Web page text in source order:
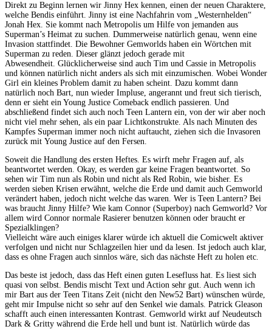
Direkt zu Beginn lernen wir Jinny Hex kennen, einen der neuen Charaktere,
welche Bendis einführt. Jinny ist eine Nachfahrin vom „Westernhelden“
Jonah Hex. Sie kommt nach Metropolis um Hilfe von jemanden aus
Superman’s Heimat zu suchen. Dummerweise natürlich genau, wenn eine
Invasion stattfindet. Die Bewohner Gemworlds haben ein Wörtchen mit
Superman zu reden. Dieser glänzt jedoch gerade mit
Abwesendheit. Glücklicherweise sind auch Tim und Cassie in Metropolis
und können natürlich nicht anders als sich mit einzumischen. Wobei Wonder
Girl ein kleines Problem damit zu haben scheint. Dazu kommt dann
natürlich noch Bart, nun wieder Impluse, angerannt und freut sich tierisch,
denn er sieht ein Young Justice Comeback endlich passieren. Und
abschließend findet sich auch noch Teen Lantern ein, von der wir aber noch
nicht viel mehr sehen, als ein paar Lichtkonstrukte. Als nach Minuten des
Kampfes Superman immer noch nicht auftaucht, ziehen sich die Invasoren
zurück mit Young Justice auf den Fersen.
Soweit die Handlung des ersten Heftes. Es wirft mehr Fragen auf, als
beantwortet werden. Okay, es werden gar keine Fragen beantwortet. So
sehen wir Tim nun als Robin und nicht als Red Robin, wie bisher. Es
werden sieben Krisen erwähnt, welche die Erde und damit auch Gemworld
verändert haben, jedoch nicht welche das waren. Wer is Teen Lantern? Bei
was braucht Jinny Hilfe? Wie kam Connor (Superboy) nach Gemworld? Vor
allem wird Connor normale Rasierer benutzen können oder braucht er
Spezialklingen?
Vielleicht wäre auch einiges klarer würde ich aktuell die Comicwelt aktiver
verfolgen und nicht nur Schlagzeilen hier und da lesen. Ist jedoch auch klar,
dass es ohne Fragen auch sinnlos wäre, sich das nächste Heft zu holen etc.
Das beste ist jedoch, dass das Heft einen guten Lesefluss hat. Es liest sich
quasi von selbst. Bendis mischt Text und Action sehr gut. Auch wenn ich
mir Bart aus der Teen Titans Zeit (nicht den New52 Bart) wünschen würde,
geht mir Impulse nicht so sehr auf den Senkel wie damals. Patrick Gleason
schafft auch einen interessanten Kontrast. Gemworld wirkt auf Neudeutsch
Dark & Gritty während die Erde hell und bunt ist. Natürlich würde das